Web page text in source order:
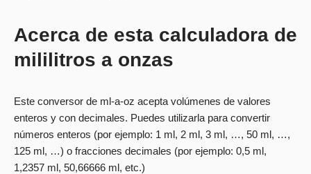
Acerca de esta calculadora de
mililitros a onzas
Este conversor de ml-a-oz acepta volúmenes de valores
enteros y con decimales. Puedes utilizarla para convertir
números enteros (por ejemplo: 1 ml, 2 ml, 3 ml, …, 50 ml, …,
125 ml, …) o fracciones decimales (por ejemplo: 0,5 ml,
1,2357 ml, 50,66666 ml, etc.)